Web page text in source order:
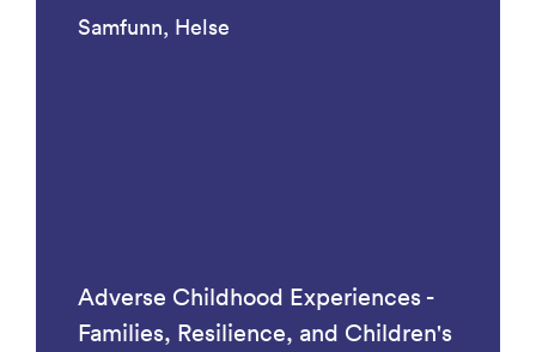
Samfunn, Helse
Adverse Childhood Experiences -
Families, Resilience, and Children's